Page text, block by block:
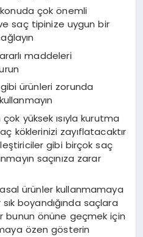
çok önemli
ve saç tipinize uygun bir
maddeleri
ürünleri zorunda
çok yüksek ısıyla kurutma
köklerinizi zayıflatacaktır
gibi birçok saç
saçınıza zarar
ürünler kullanmamaya
boyandığında saçlara
bunun önüne geçmek için
özen gösterin